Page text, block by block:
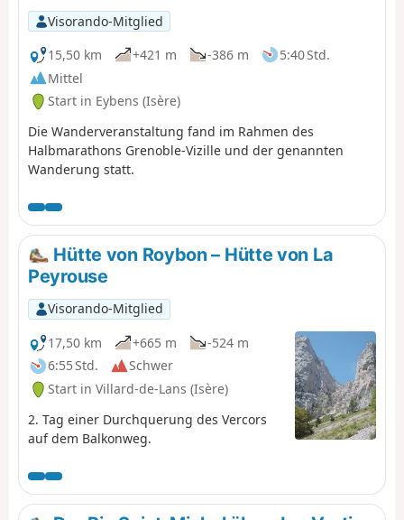
Visorando-Mitglied
15,50 km
+421 m -386 m
5:40 Std.
Mittel
Start in Eybens (Isère)
Die Wanderveranstaltung fand im Rahmen des
Halbmarathons Grenoble-Vizille und der genannten
Wanderung statt.
Hütte von Roybon – Hütte von La
Peyrouse
Visorando-Mitglied
17,50 km
+665 m
-524 m
6:55 Std.
Schwer
Start in Villard-de-Lans (Isère)
2. Tag einer Durchquerung des Vercors
auf dem Balkonweg.